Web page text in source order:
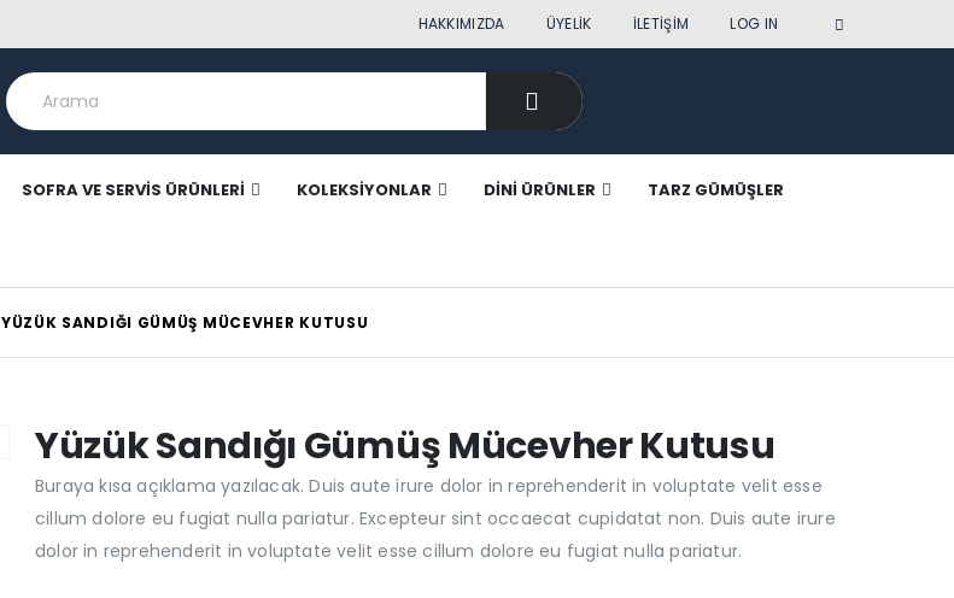
HAKKIMIZDA ÜYELIK İLETIŞIM LOG IN
SOFRA VE SERVIS ÜRÜNLERI KOLEKSIYONLAR DINI ÜRÜNLER TARZ GÜMÜŞLER
YÜZÜK SANDIĞI GÜMÜŞ MÜCEVHER KUTUSU
Yüzük Sandığı Gümüş Mücevher Kutusu
Buraya kısa açıklama yazılacak. Duis aute irure dolor in reprehenderit in voluptate velit esse
cillum dolore eu fugiat nulla pariatur. Excepteur sint occaecat cupidatat non. Duis aute irure
dolor in reprehenderit in voluptate velit esse cillum dolore eu fugiat nulla pariatur.